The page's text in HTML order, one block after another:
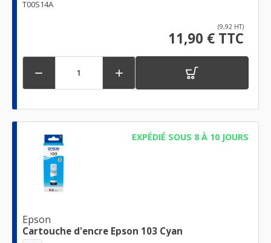
T00S14A
(9,92 HT)
11,90 € TTC
 
EXPÉDIÉ SOUS 8 À 10 JOURS
Epson
Cartouche d'encre Epson 103 Cyan